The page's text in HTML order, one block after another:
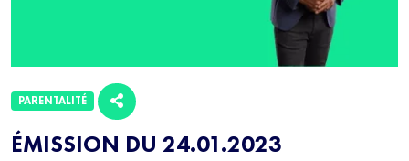
ÉMISSION DU 24.01.2023
PARENTALITÉ